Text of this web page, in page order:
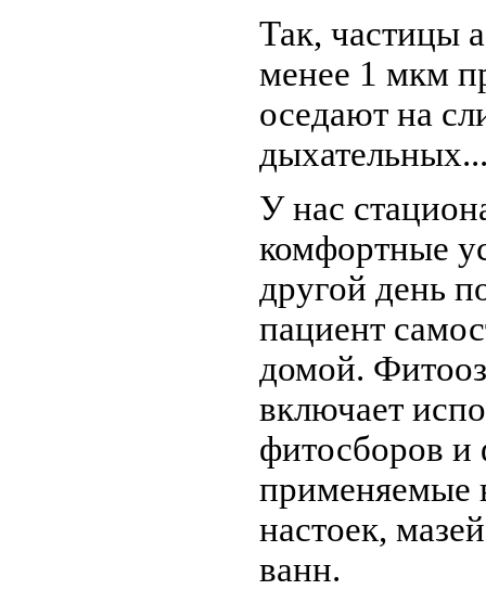
Так, частицы
менее 1 мкм
оседают на
У нас
комфортные
другой день
пациент
домой.
включает
фитосборов и
применяемые
настоек,
ванн.